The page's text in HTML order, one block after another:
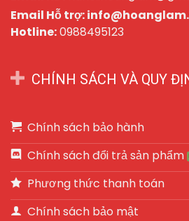
Email Hỗ trợ:
Hotline:0988495123
CHÍNH SÁCH VÀ QUY
Chính sách bảo hành
Chính sách đổi trả sản phẩm
Phương thức thanh toán
Chính sách bảo mật